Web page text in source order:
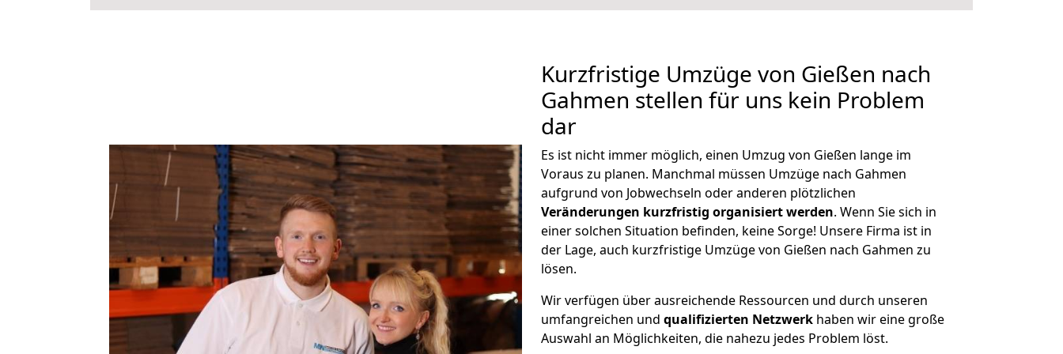
Kurzfristige Umzüge von Gießen nach
Gahmen stellen für uns kein Problem
dar
Es ist nicht immer möglich, einen Umzug von Gießen lange im
Voraus zu planen. Manchmal müssen Umzüge nach Gahmen
aufgrund von Jobwechseln oder anderen plötzlichen
Veränderungen kurzfristig organisiert werden. Wenn Sie sich in
einer solchen Situation befinden, keine Sorge! Unsere Firma ist in
der Lage, auch kurzfristige Umzüge von Gießen nach Gahmen zu
lösen.
Wir verfügen über ausreichende Ressourcen und durch unseren
umfangreichen und qualifizierten Netzwerk haben wir eine große
Auswahl an Möglichkeiten, die nahezu jedes Problem löst.